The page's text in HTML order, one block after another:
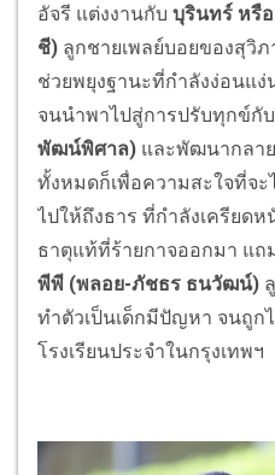
อัจรี แต่งงานกับ บุรินทร์ หรื
ชี) ลูกชายเพลย์บอยของสุวิ
ช่วยพยุงฐานะที่กำลังง่อนแง่
จนนำพาไปสู่การปรับทุกข์กับ
พัฒน์พิศาล) และพัฒนากลา
ทั้งหมดก็เพื่อความสะใจที่จะ
ไปให้ถึงธาร ที่กำลังเครียดห
ธาตุแท้ที่ร้ายกาจออกมา แถ
พีพี (พลอย-ภัชธร ธนวัฒน์)
ทำตัวเป็นเด็กมีปัญหา จนถูก
โรงเรียนประจำในกรุงเทพฯ